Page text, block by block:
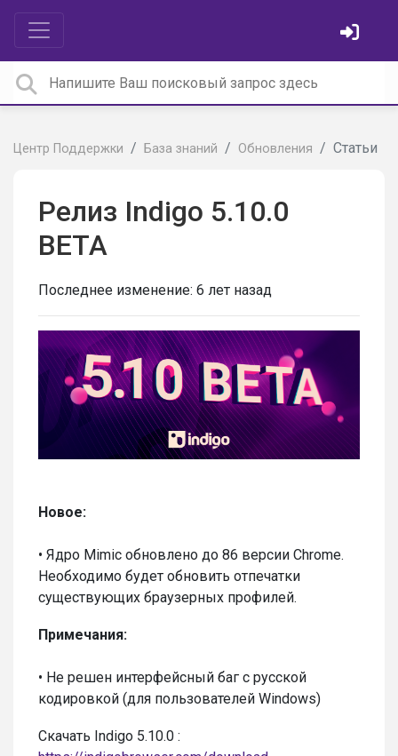
Центр Поддержки База знаний Обновления Статьи
Релиз Indigo 5.10.0
BETA
Последнее изменение: 6 лет назад
Новое:
• Ядро Mimic обновлено до 86 версии Chrome.
Необходимо будет обновить отпечатки
существующих браузерных профилей.
Примечания:
• Не решен интерфейсный баг с русской
кодировкой (для пользователей Windows)
Скачать Indigo 5.10.0 :